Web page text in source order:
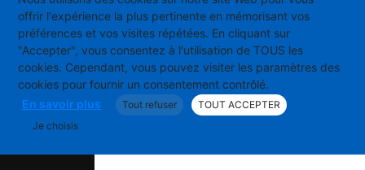
offrir l'expérience la plus pertinente en mémorisant vos
préférences et vos visites répétées. En cliquant sur
"Accepter", vous consentez à l'utilisation de TOUS les
cookies. Cependant, vous pouvez visiter les paramètres des
cookies pour fournir un consentement contrôlé.
En savoir plus
Tout refuser
TOUT ACCEPTER
Je choisis